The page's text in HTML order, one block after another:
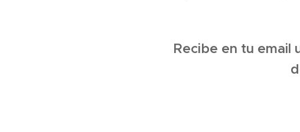
Recibe en tu email